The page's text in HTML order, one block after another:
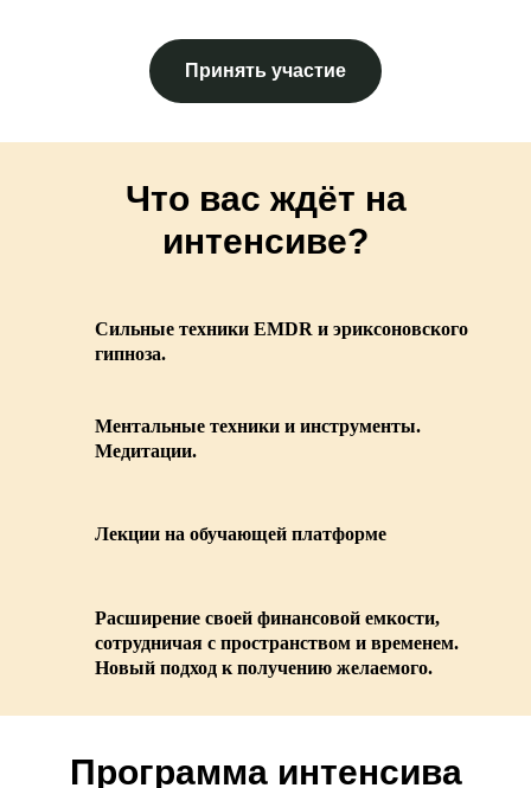
Принять участие
Что вас ждёт на
интенсиве?
Сильные техники EMDR и эриксоновского
гипноза.
Ментальные техники и инструменты.
Медитации.
Лекции на обучающей платформе
Расширение своей финансовой емкости,
сотрудничая с пространством и временем.
Новый подход к получению желаемого.
Программа интенсива